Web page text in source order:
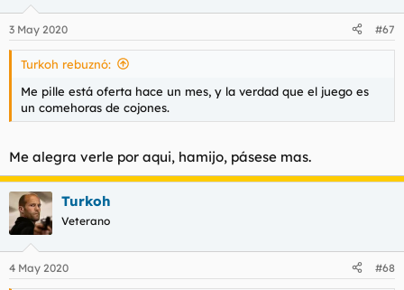
e
s
3 May 2020 #67
Turkoh rebuznó:
Me pille está oferta hace un mes, y la verdad que el juego es
un comehoras de cojones.
Me alegra verle por aqui, hamijo, pásese mas.
Turkoh
Veterano
4 May 2020 #68